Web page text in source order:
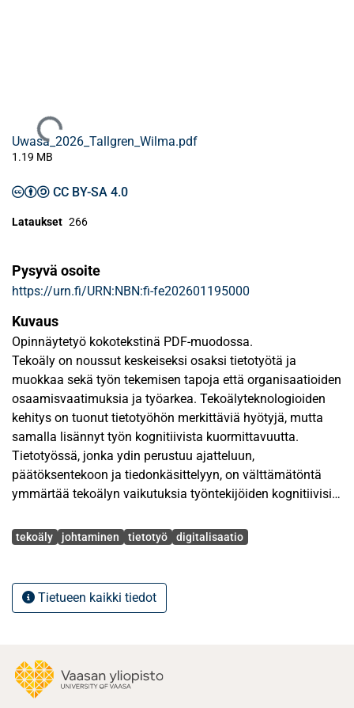
Ladataan...
Uwasa_2026_Tallgren_Wilma.pdf
1.19 MB
CC BY-SA 4.0
Lataukset 266
Pysyvä osoite
https://urn.fi/URN:NBN:fi-fe202601195000
Kuvaus
Opinnäytetyö kokotekstinä PDF-muodossa.
Tekoäly on noussut keskeiseksi osaksi tietotyötä ja
muokkaa sekä työn tekemisen tapoja että organisaatioiden
osaamisvaatimuksia ja työarkea. Tekoälyteknologioiden
kehitys on tuonut tietotyöhön merkittäviä hyötyjä, mutta
samalla lisännyt työn kognitiivista kuormittavuutta.
Tietotyössä, jonka ydin perustuu ajatteluun,
päätöksentekoon ja tiedonkäsittelyyn, on välttämätöntä
ymmärtää tekoälyn vaikutuksia työntekijöiden kognitiivisiin
tekoälyn käyttöönoton johtamisessa. Tämä kvalitatiivinen
Tutkimuksen tavoitteena on hankkia syvällistä ymmärrystä
prosesseihin sekä miten tekoälyn käyttöä voidaan johtaa ja
tukea organisaatioissa siten, että se tukee henkilöstön
kognitiivista suorituskykyä. Tutkielman teoreettinen
Avainsanat
tekoäly johtaminen tietotyö digitalisaatio
Tietueen kaikki tiedot